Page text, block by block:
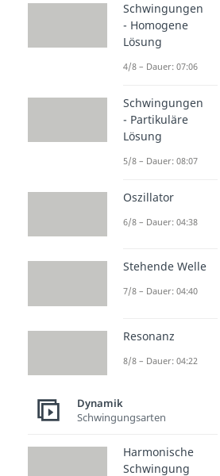
Zum Video:
häufigste
(ausklappen)
Kräfte
Mechanische
Themenfeld
wie eine Kraft
Verformung
Kräften
Schwingungen
- Homogene
Lösung
4/8 – Dauer: 07:06
Schwingungen
- Partikuläre
Lösung
5/8 – Dauer: 08:07
Oszillator
6/8 – Dauer: 04:38
Stehende Welle
7/8 – Dauer: 04:40
Resonanz
8/8 – Dauer: 04:22
Dynamik
Schwingungsarten
Harmonische
Schwingung